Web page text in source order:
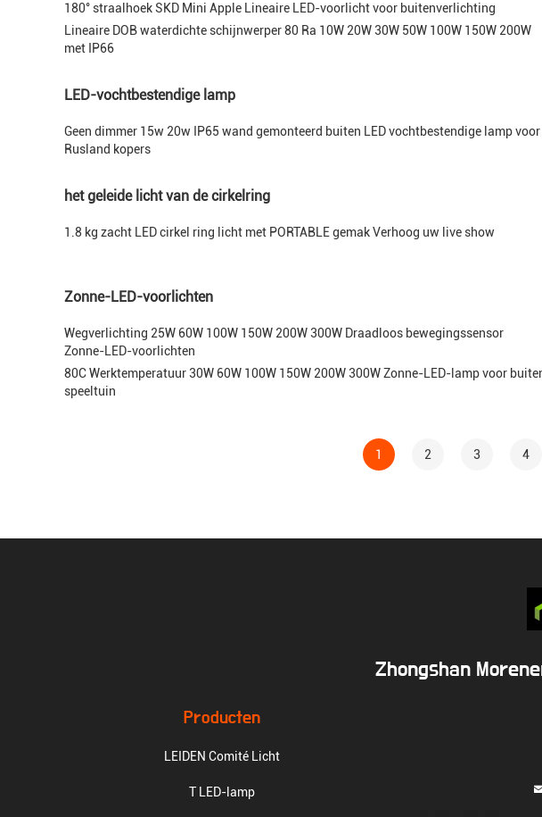
180° straalhoek SKD Mini Apple Lineaire LED-voorlicht voor buitenverlichting
Lineaire DOB waterdichte schijnwerper 80 Ra 10W 20W 30W 50W 100W 150W 200W
met IP66
LED-vochtbestendige lamp
Geen dimmer 15w 20w IP65 wand gemonteerd buiten LED vochtbestendige lamp voor
Rusland kopers
het geleide licht van de cirkelring
1.8 kg zacht LED cirkel ring licht met PORTABLE gemak Verhoog uw live show
Zonne-LED-voorlichten
Wegverlichting 25W 60W 100W 150W 200W 300W Draadloos bewegingssensor
Zonne-LED-voorlichten
80C Werktemperatuur 30W 60W 100W 150W 200W 300W Zonne-LED-lamp voor
speeltuin
1 2 3 4
Zhongshan
Producten
LEIDEN Comité Licht
T LED-lamp